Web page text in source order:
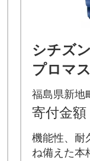
シチ
プロマ
21-05L
福島県新地
寄付金額
機能性、耐
ね備えた本